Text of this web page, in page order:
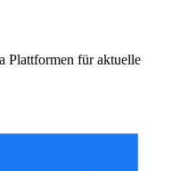
Plattformen für aktuelle